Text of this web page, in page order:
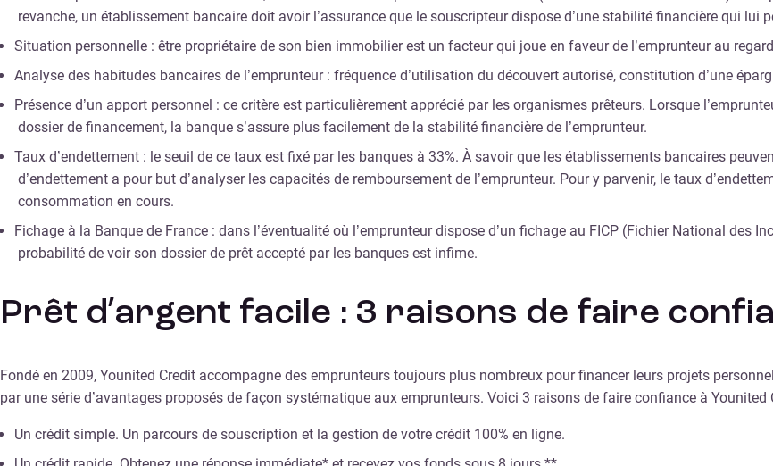
revanche, un établissement bancaire doit avoir l’assurance que le souscripteur dispose d’une stabilité financière qui lui
Situation personnelle : être propriétaire de son bien immobilier est un facteur qui joue en faveur de l’emprunteur au
Analyse des habitudes bancaires de l’emprunteur : fréquence d’utilisation du découvert autorisé, constitution d’une
Présence d’un apport personnel : ce critère est particulièrement apprécié par les organismes prêteurs. Lorsque
dossier de financement, la banque s’assure plus facilement de la stabilité financière de l’emprunteur.
Taux d’endettement : le seuil de ce taux est fixé par les banques à 33%. À savoir que les établissements bancaires
d’endettement a pour but d’analyser les capacités de remboursement de l’emprunteur. Pour y parvenir, le taux
consommation en cours.
Fichage à la Banque de France : dans l’éventualité où l’emprunteur dispose d’un fichage au FICP (Fichier National des
probabilité de voir son dossier de prêt accepté par les banques est infime.
Prêt d’argent facile : 3 raisons de faire
Fondé en 2009, Younited Credit accompagne des emprunteurs toujours plus nombreux pour financer leurs projets
par une série d’avantages proposés de façon systématique aux emprunteurs. Voici 3 raisons de faire confiance à Younited
Un crédit simple. Un parcours de souscription et la gestion de votre crédit 100% en ligne.